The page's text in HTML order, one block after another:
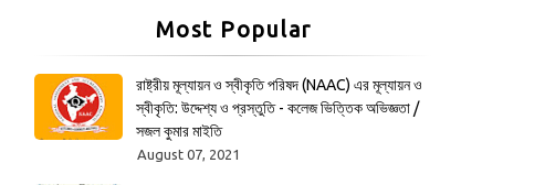
Most Popular
রাষ্ট্রীয় মূল্যায়ন ও স্বীকৃতি পরিষদ (NAAC) এর মূল্যায়ন ও
স্বীকৃতি: উদ্দেশ্য ও প্রস্তুতি - কলেজ ভিত্তিক অভিজ্ঞতা /
সজল কুমার মাইতি
August 07, 2021